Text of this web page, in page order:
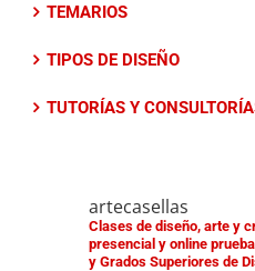
TEMARIOS
TIPOS DE DISEÑO
TUTORÍAS Y
artecasellas
Clases de diseño, arte y
presencial y online
y Grados Superiores de